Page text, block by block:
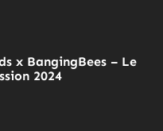
x BangingBees – Le
2024